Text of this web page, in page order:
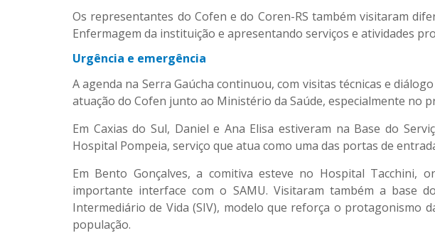
Os representantes do Cofen e do Coren-RS também visitaram
Enfermagem da instituição e apresentando serviços e atividades
Urgência e emergência
A agenda na Serra Gaúcha continuou, com visitas técnicas e
atuação do Cofen junto ao Ministério da Saúde, especialmente no
Em Caxias do Sul, Daniel e Ana Elisa estiveram na Base do
Hospital Pompeia, serviço que atua como uma das portas de
Em Bento Gonçalves, a comitiva esteve no Hospital
importante interface com o SAMU. Visitaram também a base
Intermediário de Vida (SIV), modelo que reforça o protagonismo
população.